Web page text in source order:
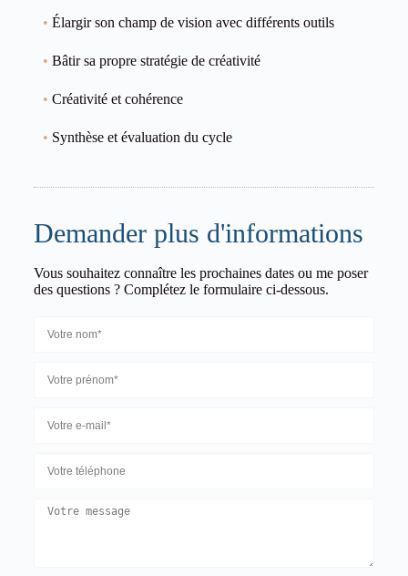
• Élargir son champ de vision avec différents outils
• Bâtir sa propre stratégie de créativité
• Créativité et cohérence
• Synthèse et évaluation du cycle
Demander plus d'informations
Vous souhaitez connaître les prochaines dates ou me poser
des questions ? Complétez le formulaire ci-dessous.